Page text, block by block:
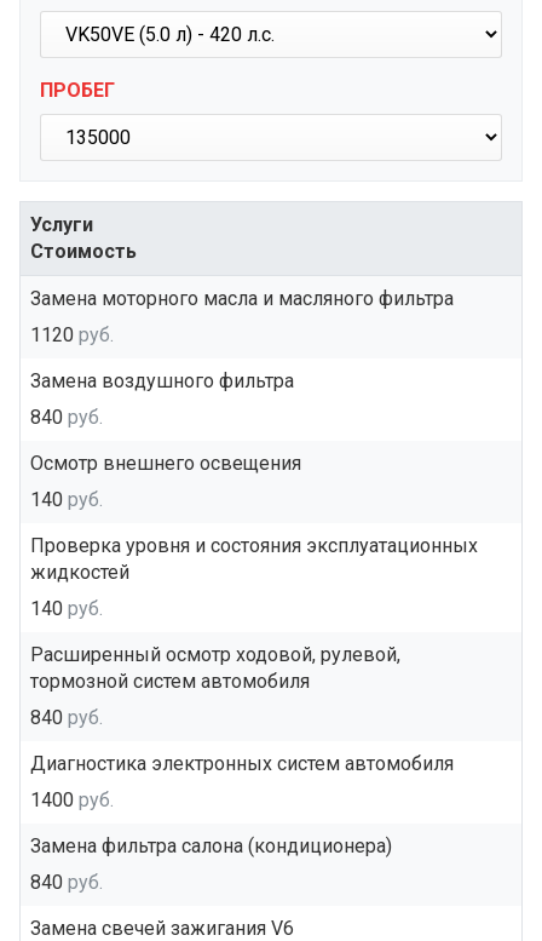
ПРОБЕГ
Услуги
Стоимость
Замена моторного масла и масляного фильтра
1120 руб.
Замена воздушного фильтра
840 руб.
Осмотр внешнего освещения
140 руб.
Проверка уровня и состояния эксплуатационных
жидкостей
140 руб.
Расширенный осмотр ходовой, рулевой,
тормозной систем автомобиля
840 руб.
Диагностика электронных систем автомобиля
1400 руб.
Замена фильтра салона (кондиционера)
840 руб.
Замена свечей зажигания V6